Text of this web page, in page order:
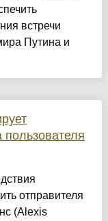
встречи
Путина и
отправителя
(Alexis